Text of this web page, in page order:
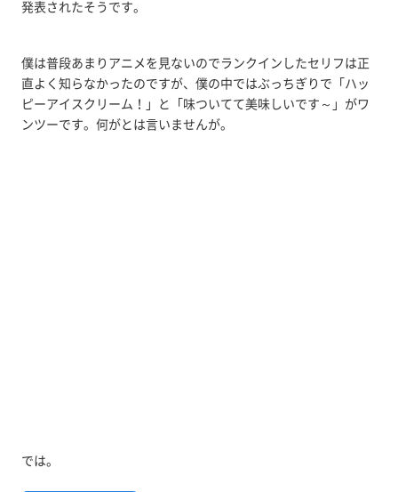
発表されたそうです。
僕は普段あまりアニメを見ないのでランクインしたセリフは正
直よく知らなかったのですが、僕の中ではぶっちぎりで「ハッ
ピーアイスクリーム！」と「味ついてて美味しいです～」がワ
ンツーです。何がとは言いませんが。
では。